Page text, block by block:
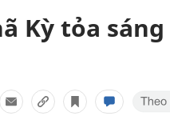
Kỳ tỏa